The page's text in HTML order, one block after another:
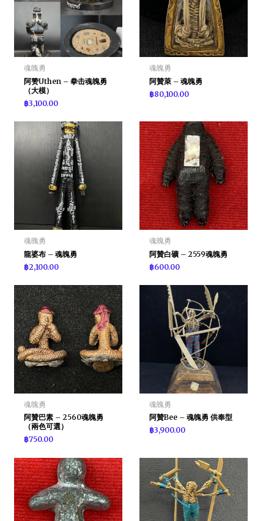
魂魄勇
阿赞Uthen – 拳击魂魄勇
（大模）
฿3,100.00
魂魄勇
阿贊萊 – 魂魄勇
฿80,100.00
魂魄勇
龍婆布 – 魂魄勇
฿2,100.00
魂魄勇
阿贊白礦 – 2559魂魄勇
฿600.00
魂魄勇
阿贊巴素 – 2560魂魄勇
（兩色可選）
฿750.00
魂魄勇
阿贊Bee – 魂魄勇 供奉型
฿3,900.00